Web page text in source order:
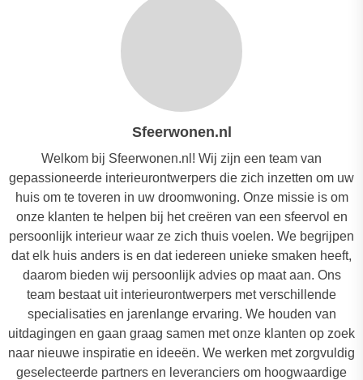
Sfeerwonen.nl
Welkom bij Sfeerwonen.nl! Wij zijn een team van
gepassioneerde interieurontwerpers die zich inzetten om uw
huis om te toveren in uw droomwoning. Onze missie is om
onze klanten te helpen bij het creëren van een sfeervol en
persoonlijk interieur waar ze zich thuis voelen. We begrijpen
dat elk huis anders is en dat iedereen unieke smaken heeft,
daarom bieden wij persoonlijk advies op maat aan. Ons
team bestaat uit interieurontwerpers met verschillende
specialisaties en jarenlange ervaring. We houden van
uitdagingen en gaan graag samen met onze klanten op zoek
naar nieuwe inspiratie en ideeën. We werken met zorgvuldig
geselecteerde partners en leveranciers om hoogwaardige